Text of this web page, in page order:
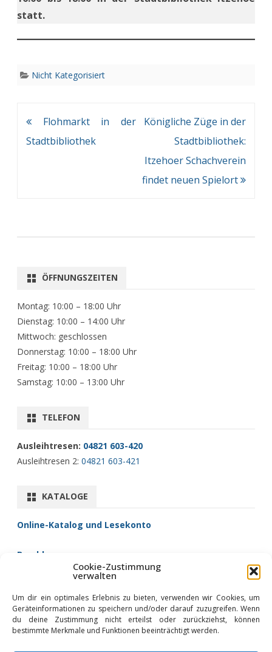
Cookie-Zustimmung
verwalten
Um dir ein optimales Erlebnis zu bieten, verwenden wir Cookies, um
Geräteinformationen zu speichern und/oder darauf zuzugreifen. Wenn
du deine Zustimmung nicht erteilst oder zurückziehst, können
bestimmte Merkmale und Funktionen beeinträchtigt werden.
statt.
Nicht Kategorisiert
Beitragsnavigation
Flohmarkt in der
Stadtbibliothek
Königliche Züge in der
Stadtbibliothek:
Itzehoer Schachverein
findet neuen Spielort
ÖFFNUNGSZEITEN
Montag: 10:00 – 18:00 Uhr
Dienstag: 10:00 – 14:00 Uhr
Mittwoch: geschlossen
Donnerstag: 10:00 – 18:00 Uhr
Freitag: 10:00 – 18:00 Uhr
Samstag: 10:00 – 13:00 Uhr
TELEFON
Ausleihtresen: 04821 603-420
Ausleihtresen 2: 04821 603-421
KATALOGE
Online-Katalog und Lesekonto
Brockhaus
Fernleihe/Zentralkatalog
Libby (Hörbücher)
Onleihe (eBooks)